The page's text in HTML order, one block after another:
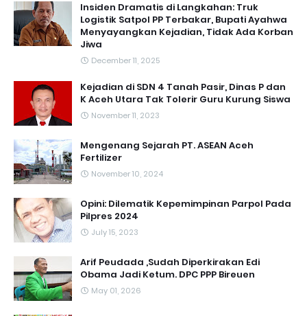
Insiden Dramatis di Langkahan: Truk
Logistik Satpol PP Terbakar, Bupati Ayahwa
Menyayangkan Kejadian, Tidak Ada Korban
Jiwa
December 11, 2025
Kejadian di SDN 4 Tanah Pasir, Dinas P dan
K Aceh Utara Tak Tolerir Guru Kurung Siswa
November 11, 2023
Mengenang Sejarah PT. ASEAN Aceh
Fertilizer
November 10, 2024
Opini: Dilematik Kepemimpinan Parpol Pada
Pilpres 2024
July 15, 2023
Arif Peudada ,Sudah Diperkirakan Edi
Obama Jadi Ketum. DPC PPP Bireuen
May 01, 2026